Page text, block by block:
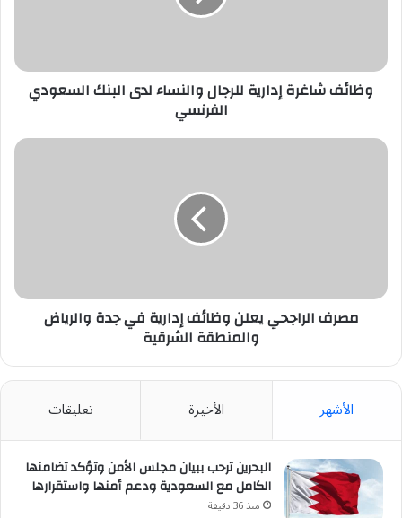
الفرنسي
وظائف شاغرة إدارية للرجال والنساء لدى البنك السعودي
الفرنسي
مصرف
والمنطقة
الشرقيةمصرف الراجحي يعلن وظائف إدارية في جدة والرياض
والمنطقة الشرقية
الأشهر الأخيرة تعليقات
البحرين ترحب ببيان مجلس الأمن وتؤكد تضامنها
الكامل مع السعودية ودعم أمنها واستقرارها
منذ 36 دقيقة